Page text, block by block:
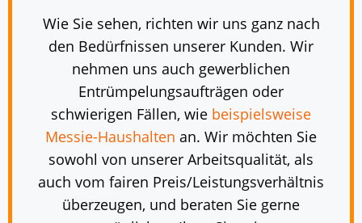
Wie Sie sehen, richten wir uns ganz nach
den Bedürfnissen unserer Kunden. Wir
nehmen uns auch gewerblichen
Entrümpelungsaufträgen oder
schwierigen Fällen, wie beispielsweise
Messie-Haushalten an. Wir möchten Sie
sowohl von unserer Arbeitsqualität, als
auch vom fairen Preis/Leistungsverhältnis
überzeugen, und beraten Sie gerne